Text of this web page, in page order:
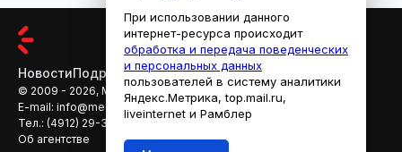
НовостиПодробностиАфишаКино
© 2009 - 2026, МЕДИАРЯЗАНЬ
E-mail: info@mediaryazan.ru,reklama@mediaryazan.ru
Тел.: (4912) 29-33-66
Об агентстве
При использовании данного
интернет-ресурса происходит
обработка и передача поведенческих
и персональных данных
пользователей в систему аналитики
Яндекс.Метрика, top.mail.ru,
liveinternet и Рамблер